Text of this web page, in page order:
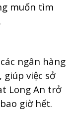
muốn tìm
ngân hàng
giúp việc sở
Long An trở
giờ hết.